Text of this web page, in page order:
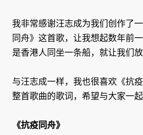
我非常感谢汪志成为我们创作了
同舟》这首歌，让我想起数年前
是香港人同坐一条船，就让我们
与汪志成一样，我也很喜欢《抗
整首歌曲的歌词，希望与大家一起
《抗疫同舟》